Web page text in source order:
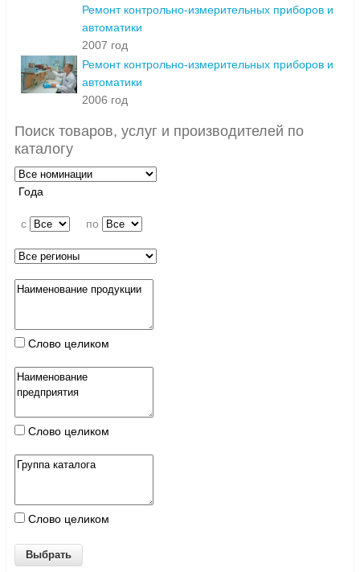
Ремонт контрольно-измерительных приборов и
автоматики
2007 год
Ремонт контрольно-измерительных приборов и
автоматики
2006 год
Поиск товаров, услуг и производителей по
каталогу
Года
c по
Слово целиком
Слово целиком
Слово целиком